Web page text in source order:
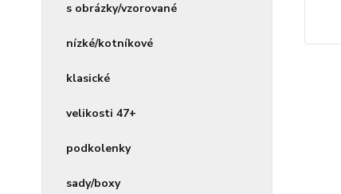
s obrázky/vzorované
nízké/kotníkové
klasické
velikosti 47+
podkolenky
sady/boxy